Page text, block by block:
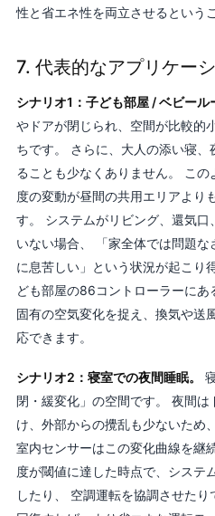
性と省エネ性を両立させるという
7. 代表的なアプリケー
シナリオ1：子ども部屋 / ベビール
やドアが閉じられ、空間が比較的
ちです。 さらに、大人の添い寝
ることも少なくありません。 こ
度の変動が昼間の共用エリアより
す。 システムがリビング、還気
いない場合、 「家全体では問題
に息苦しい」という状況が起こり
ども部屋の86コントローラーに
固有の空気変化を捉え、換気や送
応できます。
シナリオ2：寝室での夜間睡眠。
閉・緩変化」の空間です。 夜間
け、外部からの攪乱も少ないため
室内センサーはこの変化曲線を継
度が閾値に達した時点で、システ
したり、 空調運転を協調させた